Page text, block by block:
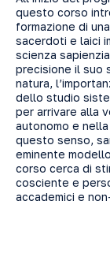
questo corso
formazione di
sacerdoti e laici
scienza
precisione il suo
natura,
dello studio
per arrivare alla
autonomo e
questo senso,
eminente
corso cerca di
cosciente e
accademici e